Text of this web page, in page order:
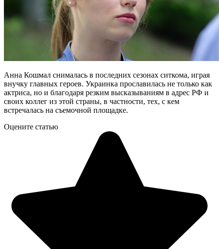
Анна Кошмал снималась в последних сезонах ситкома, играя
внучку главных героев. Украинка прославилась не только как
актриса, но и благодаря резким высказываниям в адрес РФ и
своих коллег из этой страны, в частности, тех, с кем
встречалась на съемочной площадке.
Оцените статью